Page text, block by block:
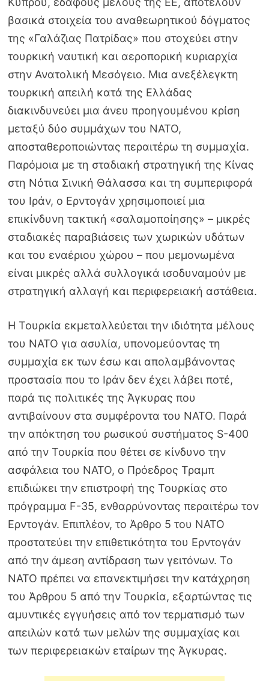
βασικά στοιχεία του αναθεωρητικού δόγματος
της «Γαλάζιας Πατρίδας» που στοχεύει στην
τουρκική ναυτική και αεροπορική κυριαρχία
στην Ανατολική Μεσόγειο. Μια ανεξέλεγκτη
τουρκική απειλή κατά της Ελλάδας
διακινδυνεύει μια άνευ προηγουμένου κρίση
μεταξύ δύο συμμάχων του ΝΑΤΟ,
αποσταθεροποιώντας περαιτέρω τη συμμαχία.
Παρόμοια με τη σταδιακή στρατηγική της Κίνας
στη Νότια Σινική Θάλασσα και τη συμπεριφορά
του Ιράν, ο Ερντογάν χρησιμοποιεί μια
επικίνδυνη τακτική «σαλαμοποίησης» – μικρές
σταδιακές παραβιάσεις των χωρικών υδάτων
και του εναέριου χώρου – που μεμονωμένα
είναι μικρές αλλά συλλογικά ισοδυναμούν με
στρατηγική αλλαγή και περιφερειακή αστάθεια.
Η Τουρκία εκμεταλλεύεται την ιδιότητα μέλους
του ΝΑΤΟ για ασυλία, υπονομεύοντας τη
συμμαχία εκ των έσω και απολαμβάνοντας
προστασία που το Ιράν δεν έχει λάβει ποτέ,
παρά τις πολιτικές της Άγκυρας που
αντιβαίνουν στα συμφέροντα του ΝΑΤΟ. Παρά
την απόκτηση του ρωσικού συστήματος S-400
από την Τουρκία που θέτει σε κίνδυνο την
ασφάλεια του ΝΑΤΟ, ο Πρόεδρος Τραμπ
επιδιώκει την επιστροφή της Τουρκίας στο
πρόγραμμα F-35, ενθαρρύνοντας περαιτέρω τον
Ερντογάν. Επιπλέον, το Άρθρο 5 του ΝΑΤΟ
προστατεύει την επιθετικότητα του Ερντογάν
από την άμεση αντίδραση των γειτόνων. Το
ΝΑΤΟ πρέπει να επανεκτιμήσει την κατάχρηση
του Άρθρου 5 από την Τουρκία, εξαρτώντας τις
αμυντικές εγγυήσεις από τον τερματισμό των
απειλών κατά των μελών της συμμαχίας και
των περιφερειακών εταίρων της Άγκυρας.